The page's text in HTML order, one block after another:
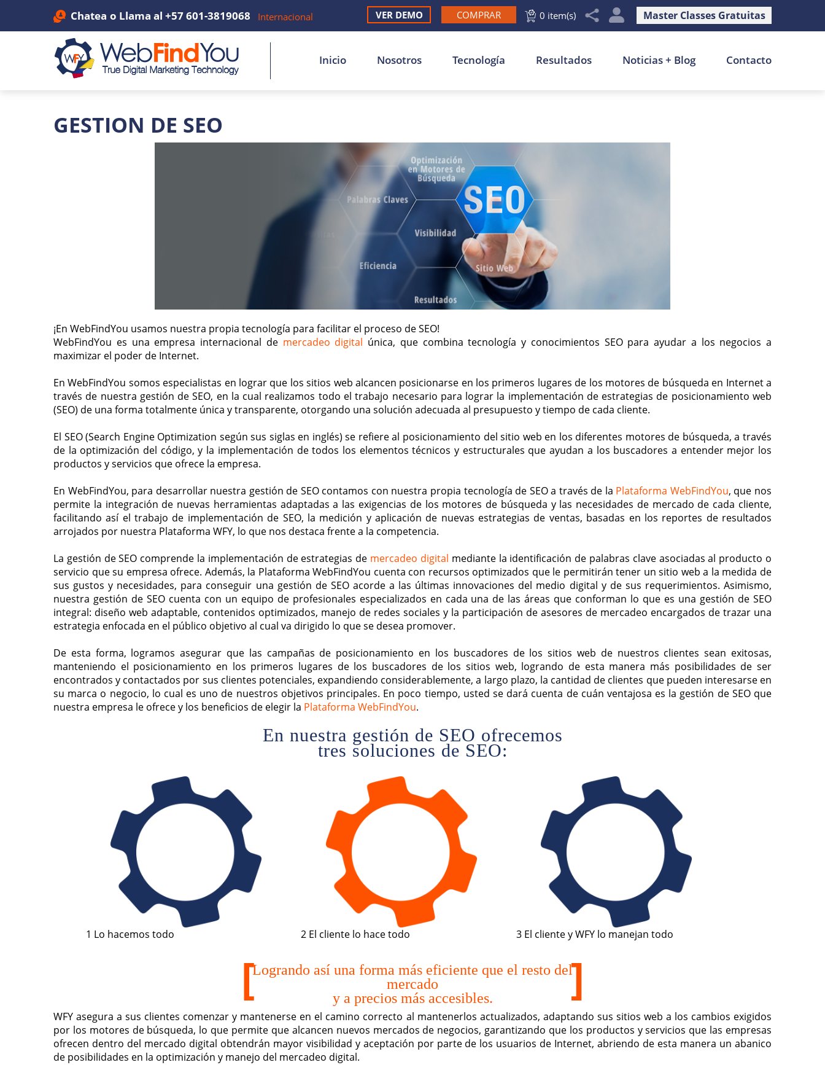
Chatea o Llama al +57 601-3819068 Internacional Master Classes Gratuitas
0 item(s)
COMPRAR
VER DEMO
Inicio Nosotros Tecnología Resultados Noticias + Blog Contacto
GESTION DE SEO
¡En WebFindYou usamos nuestra propia tecnología para facilitar el proceso de SEO!
WebFindYou es una empresa internacional de mercadeo digital única, que combina tecnología y conocimientos SEO para ayudar a los negocios a
maximizar el poder de Internet.
En WebFindYou somos especialistas en lograr que los sitios web alcancen posicionarse en los primeros lugares de los motores de búsqueda en Internet a
través de nuestra gestión de SEO, en la cual realizamos todo el trabajo necesario para lograr la implementación de estrategias de posicionamiento web
(SEO) de una forma totalmente única y transparente, otorgando una solución adecuada al presupuesto y tiempo de cada cliente.
El SEO (Search Engine Optimization según sus siglas en inglés) se refiere al posicionamiento del sitio web en los diferentes motores de búsqueda, a través
de la optimización del código, y la implementación de todos los elementos técnicos y estructurales que ayudan a los buscadores a entender mejor los
productos y servicios que ofrece la empresa.
En WebFindYou, para desarrollar nuestra gestión de SEO contamos con nuestra propia tecnología de SEO a través de la Plataforma WebFindYou, que nos
permite la integración de nuevas herramientas adaptadas a las exigencias de los motores de búsqueda y las necesidades de mercado de cada cliente,
facilitando así el trabajo de implementación de SEO, la medición y aplicación de nuevas estrategias de ventas, basadas en los reportes de resultados
arrojados por nuestra Plataforma WFY, lo que nos destaca frente a la competencia.
La gestión de SEO comprende la implementación de estrategias de mercadeo digital mediante la identificación de palabras clave asociadas al producto o
servicio que su empresa ofrece. Además, la Plataforma WebFindYou cuenta con recursos optimizados que le permitirán tener un sitio web a la medida de
sus gustos y necesidades, para conseguir una gestión de SEO acorde a las últimas innovaciones del medio digital y de sus requerimientos. Asimismo,
nuestra gestión de SEO cuenta con un equipo de profesionales especializados en cada una de las áreas que conforman lo que es una gestión de SEO
integral: diseño web adaptable, contenidos optimizados, manejo de redes sociales y la participación de asesores de mercadeo encargados de trazar una
estrategia enfocada en el público objetivo al cual va dirigido lo que se desea promover.
De esta forma, logramos asegurar que las campañas de posicionamiento en los buscadores de los sitios web de nuestros clientes sean exitosas,
manteniendo el posicionamiento en los primeros lugares de los buscadores de los sitios web, logrando de esta manera más posibilidades de ser
encontrados y contactados por sus clientes potenciales, expandiendo considerablemente, a largo plazo, la cantidad de clientes que pueden interesarse en
su marca o negocio, lo cual es uno de nuestros objetivos principales. En poco tiempo, usted se dará cuenta de cuán ventajosa es la gestión de SEO que
nuestra empresa le ofrece y los beneficios de elegir la Plataforma WebFindYou.
En nuestra gestión de SEO ofrecemos
tres soluciones de SEO:
1 Lo hacemos todo 2 El cliente lo hace todo 3 El cliente y WFY lo manejan todo
Logrando así una forma más eficiente que el resto del
mercado
y a precios más accesibles.
WFY asegura a sus clientes comenzar y mantenerse en el camino correcto al mantenerlos actualizados, adaptando sus sitios web a los cambios exigidos
por los motores de búsqueda, lo que permite que alcancen nuevos mercados de negocios, garantizando que los productos y servicios que las empresas
ofrecen dentro del mercado digital obtendrán mayor visibilidad y aceptación por parte de los usuarios de Internet, abriendo de esta manera un abanico
de posibilidades en la optimización y manejo del mercadeo digital.